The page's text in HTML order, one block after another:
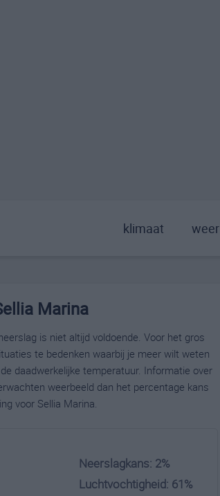
klimaat weer
Marina
is niet altijd voldoende. Voor het gros
te bedenken waarbij je meer wilt weten
daadwerkelijke temperatuur. Informatie over
weerbeeld dan het percentage kans
voor Sellia Marina.
Neerslagkans: 2%
Luchtvochtigheid: 61%